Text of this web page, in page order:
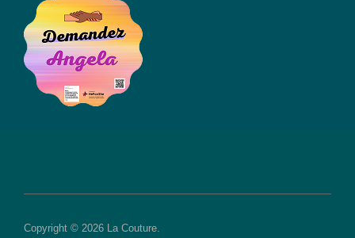
Copyright © 2026 La Couture.